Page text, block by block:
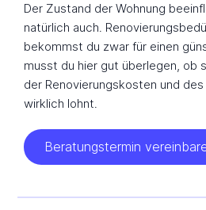
Der Zustand der Wohnung
natürlich auch.
bekommst du zwar für einen
musst du hier gut überlegen, ob
der Renovierungskosten und
wirklich lohnt.
Beratungstermin